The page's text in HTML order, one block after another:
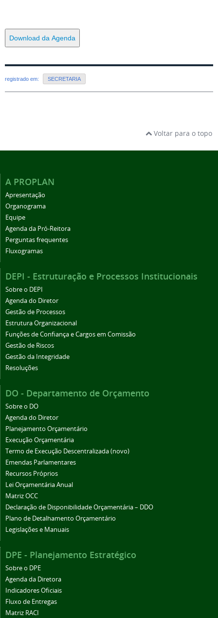
Download da Agenda
registrado em: SECRETARIA
Voltar para o topo
A PROPLAN
Apresentação
Organograma
Equipe
Agenda da Pró-Reitora
Perguntas frequentes
Fluxogramas
DEPI - Estruturação e Processos Institucionais
Sobre o DEPI
Agenda do Diretor
Gestão de Processos
Estrutura Organizacional
Funções de Confiança e Cargos em Comissão
Gestão de Riscos
Gestão da Integridade
Resoluções
DO - Departamento de Orçamento
Sobre o DO
Agenda do Diretor
Planejamento Orçamentário
Execução Orçamentária
Termo de Execução Descentralizada (novo)
Emendas Parlamentares
Recursos Próprios
Lei Orçamentária Anual
Matriz OCC
Declaração de Disponibilidade Orçamentária – DDO
Plano de Detalhamento Orçamentário
Legislações e Manuais
DPE - Planejamento Estratégico
Sobre o DPE
Agenda da Diretora
Indicadores Oficiais
Fluxo de Entregas
Matriz RACI